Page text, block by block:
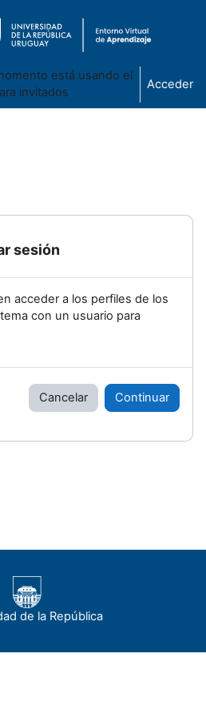
está usando el
invitados
Acceder
sesión
acceder a los perfiles de los
con un usuario para
Cancelar Continuar
de la República